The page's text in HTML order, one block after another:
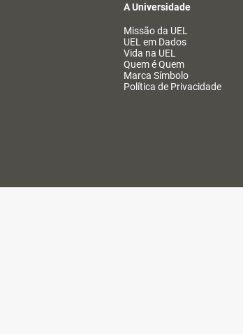
A Universidade
Missão da UEL
UEL em Dados
Vida na UEL
Quem é Quem
Marca Símbolo
Política de Privacidade